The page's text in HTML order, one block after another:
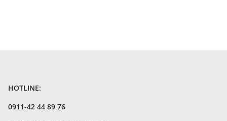
HOTLINE:
0911-42 44 89 76